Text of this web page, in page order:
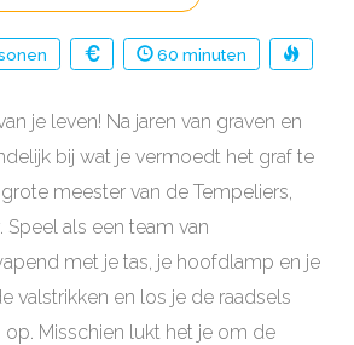
60 minuten
je leven! Na jaren van graven en
bij wat je vermoedt het graf te
meester van de Tempeliers,
Speel als een team van
met je tas, je hoofdlamp en je
valstrikken en los je de raadsels
op. Misschien lukt het je om de